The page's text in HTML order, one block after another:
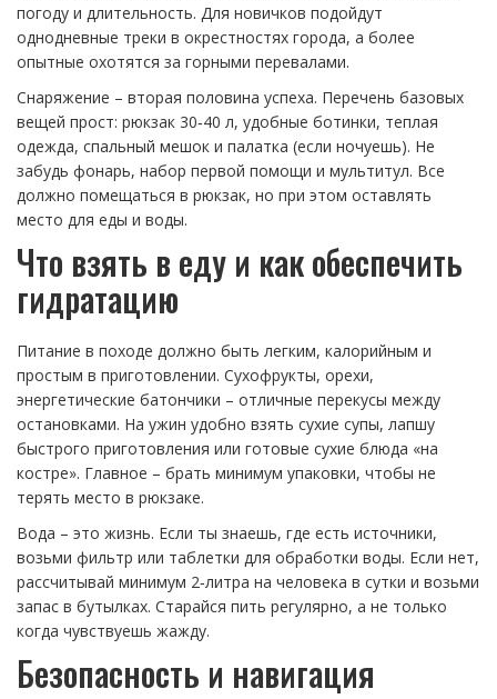
погоду и длительность. Для новичков подойдут
однодневные треки в окрестностях города, а более
опытные охотятся за горными перевалами.
Снаряжение – вторая половина успеха. Перечень базовых
вещей прост: рюкзак 30‑40 л, удобные ботинки, теплая
одежда, спальный мешок и палатка (если ночуешь). Не
забудь фонарь, набор первой помощи и мультитул. Все
должно помещаться в рюкзак, но при этом оставлять
место для еды и воды.
Что взять в еду и как обеспечить
гидратацию
Питание в походе должно быть легким, калорийным и
простым в приготовлении. Сухофрукты, орехи,
энергетические батончики – отличные перекусы между
остановками. На ужин удобно взять сухие супы, лапшу
быстрого приготовления или готовые сухие блюда «на
костре». Главное – брать минимум упаковки, чтобы не
терять место в рюкзаке.
Вода – это жизнь. Если ты знаешь, где есть источники,
возьми фильтр или таблетки для обработки воды. Если нет,
рассчитывай минимум 2‑литра на человека в сутки и возьми
запас в бутылках. Старайся пить регулярно, а не только
когда чувствуешь жажду.
Безопасность и навигация